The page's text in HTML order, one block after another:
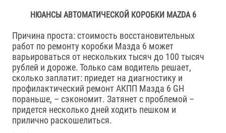
НЮАНСЫ АВТОМАТИЧЕСКОЙ КОРОБКИ MAZDA 6
Причина проста: стоимость восстановительных
работ по ремонту коробки Мазда 6 может
варьироваться от нескольких тысяч до 100 тысяч
рублей и дороже. Только сам водитель решает,
сколько заплатит: приедет на диагностику и
профилактический ремонт АКПП Мазда 6 GH
пораньше, – сэкономит. Затянет с проблемой –
придется несколько дней ходить пешком и
прилично раскошелиться.